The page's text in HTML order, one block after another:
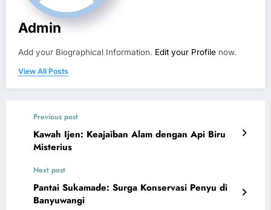
Admin
Add your Biographical Information. Edit your Profile now.
View All Posts
Previous post
Kawah Ijen: Keajaiban Alam dengan Api Biru
Misterius
Next post
Pantai Sukamade: Surga Konservasi Penyu di
Banyuwangi